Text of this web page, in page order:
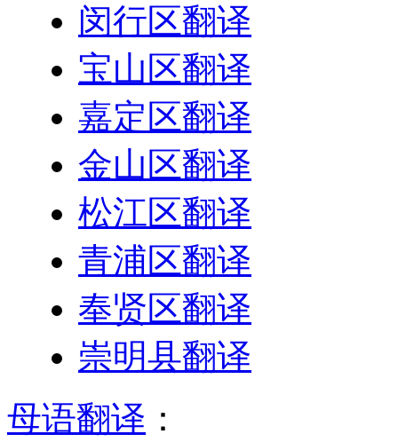
闵行区翻译
宝山区翻译
嘉定区翻译
金山区翻译
松江区翻译
青浦区翻译
奉贤区翻译
崇明县翻译
母语翻译 ：